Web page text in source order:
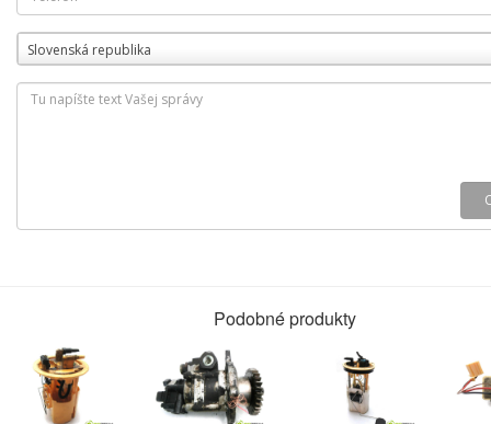
Slovenská republika
Podobné produkty